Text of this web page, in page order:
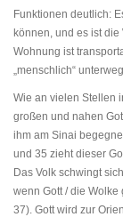
Funktionen deutlich:
können, und es ist
Wohnung ist
„menschlich“
Wie an vielen Stellen
großen und nahen
ihm am Sinai
und 35 zieht dieser
Das Volk schwingt
wenn Gott / die Wolke
37). Gott wird zur